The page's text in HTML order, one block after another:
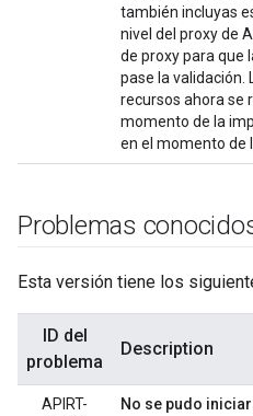
también incluyas
nivel del proxy de
de proxy para que
pase la validación.
recursos ahora se
momento de la
en el momento de
Problemas
Esta versión tiene los
ID del
problema
Description
APIRT-
No se pudo